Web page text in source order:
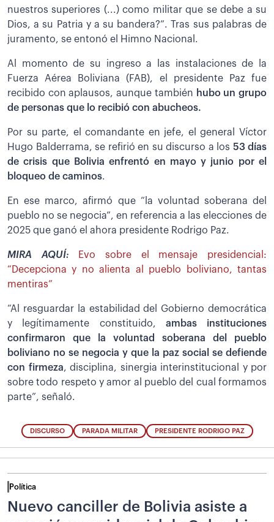
nuestros superiores (...) como militar que se debe a su
Dios, a su Patria y a su bandera?”. Tras sus palabras de
juramento, se entonó el Himno Nacional.
Al momento de su ingreso a las instalaciones de la
Fuerza Aérea Boliviana (FAB), el presidente Paz fue
recibido con aplausos, aunque también hubo un grupo
de personas que lo recibió con abucheos.
Por su parte, el comandante en jefe, el general Víctor
Hugo Balderrama, se refirió en su discurso a los 53 días
de crisis que Bolivia enfrentó en mayo y junio por el
bloqueo de caminos.
En ese marco, afirmó que “la voluntad soberana del
pueblo no se negocia”, en referencia a las elecciones de
2025 que ganó el ahora presidente Rodrigo Paz.
MIRA AQUÍ:
Evo sobre el mensaje presidencial:
“Decepciona y no alienta al pueblo boliviano, tantas
mentiras”
“Al resguardar la estabilidad del Gobierno democrática
y legítimamente constituido, ambas instituciones
confirmaron que la voluntad soberana del pueblo
boliviano no se negocia y que la paz social se defiende
con firmeza, disciplina, sinergia interinstitucional y por
sobre todo respeto y amor al pueblo del cual formamos
parte”, señaló.
DISCURSO PARADA MILITAR PRESIDENTE RODRIGO PAZ
Política
Nuevo canciller de Bolivia asiste a